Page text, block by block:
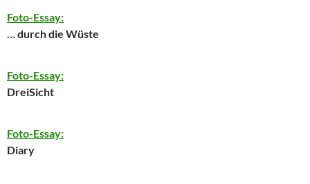
Foto-Essay:
… durch die Wüste
Foto-Essay:
DreiSicht
Foto-Essay:
Diary